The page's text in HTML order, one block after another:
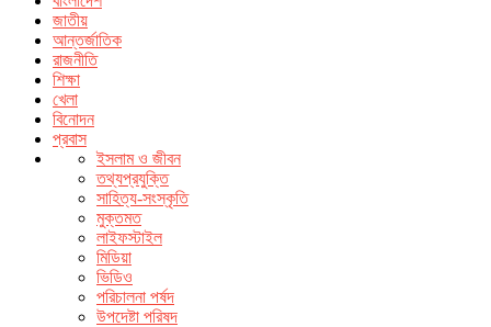
জাতীয়
আন্তর্জাতিক
রাজনীতি
শিক্ষা
খেলা
বিনোদন
প্রবাস
ইসলাম ও জীবন
তথ্যপ্রযুক্তি
সাহিত্য-সংস্কৃতি
মুক্তমত
লাইফস্টাইল
মিডিয়া
ভিডিও
পরিচালনা পর্ষদ
উপদেষ্টা পরিষদ